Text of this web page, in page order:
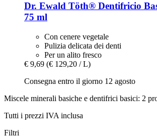
Dr. Ewald Töth® Dentifricio
75 ml
Con cenere vegetale
Pulizia delicata dei denti
Per un alito fresco
€ 9,69 (€ 129,20 / L)
Consegna entro il giorno 12 agosto
Miscele minerali basiche e dentifrici basici: 2
Tutti i prezzi IVA inclusa
Filtri